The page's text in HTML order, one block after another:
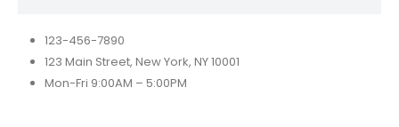
123-456-7890
123 Main Street, New York, NY 10001
Mon-Fri 9:00AM – 5:00PM